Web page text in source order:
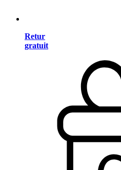
Retur
gratuit